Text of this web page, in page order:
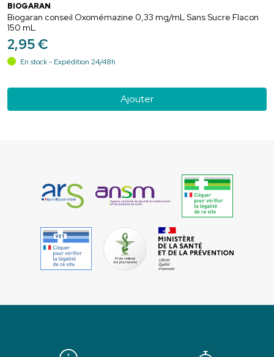
BIOGARAN
Biogaran conseil Oxomémazine 0,33 mg/mL Sans Sucre Flacon
150 mL
2,95€
En stock - Expédition 24/48h
Ajouter